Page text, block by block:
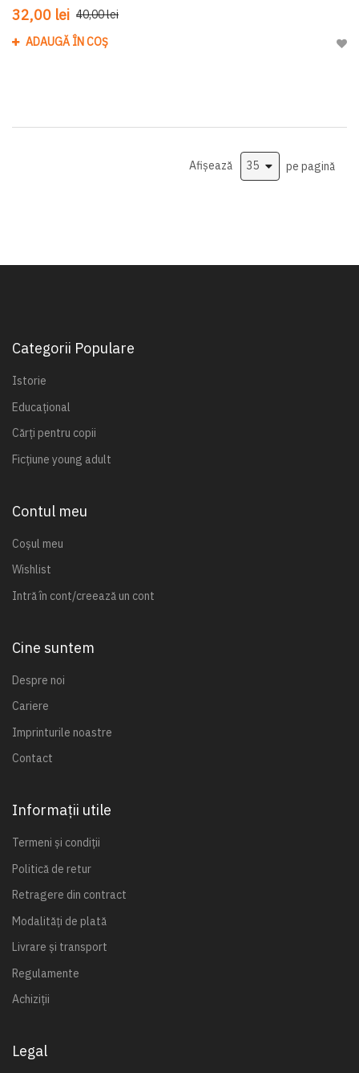
32,00 lei 40,00 lei
ADAUGĂ ÎN COȘ
Afișează pe pagină
Categorii Populare
Istorie
Educațional
Cărți pentru copii
Ficțiune young adult
Contul meu
Coșul meu
Wishlist
Intră în cont/creează un cont
Cine suntem
Despre noi
Cariere
Imprinturile noastre
Contact
Informații utile
Termeni și condiții
Politică de retur
Retragere din contract
Modalități de plată
Livrare și transport
Regulamente
Achiziții
Legal